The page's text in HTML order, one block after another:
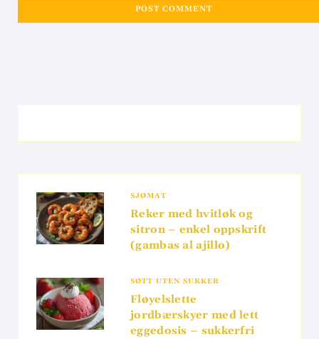
SJØMAT
Reker med hvitløk og
sitron – enkel oppskrift
(gambas al ajillo)
SØTT UTEN SUKKER
Fløyelslette
jordbærskyer med lett
eggedosis – sukkerfri